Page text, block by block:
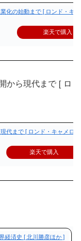
化の始動まで [ ロンド・キ
楽天で購入
から現代まで [ ロ
代まで [ ロンド・キャメロ
楽天で購入
経済史 [ 北川勝彦ほか ]